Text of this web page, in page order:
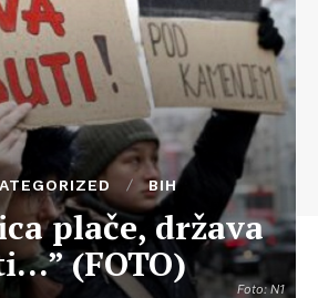
Foto: N1
BIH
plače, država
(FOTO)